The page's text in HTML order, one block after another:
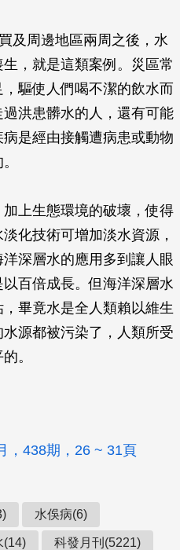
及周邊地區兩周之後，水
，就是這類案例。災區常
驅使人們喝不潔的飲水而
洪患髒水的人，還有可能
是經由接觸遭病患或動物
上生態環境的破壞，使得
化技術可增加淡水資源，
深層水的應用多到讓人眼
百倍成長。但海洋深層水
畢竟水是全人類賴以維生
源都被污染了，人類所受
。
，438期，26 ~ 31頁
水俁病(6)
(14) 科發月刊(5221)